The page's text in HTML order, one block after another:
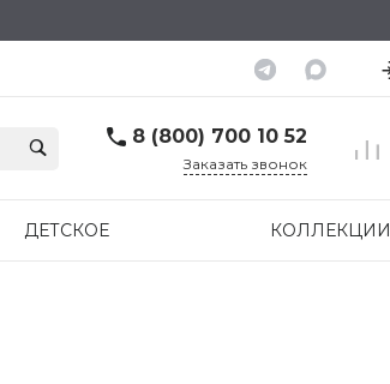
8 (800) 700 10 52
Заказать звонок
ДЕТСКОЕ КОЛЛЕКЦИИ